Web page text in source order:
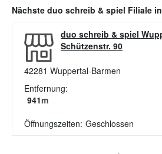
Nächste duo schreib & spiel Filiale in
duo schreib & spiel
Schützenstr. 90
42281 Wuppertal-Barmen
Entfernung:
941m
Öffnungszeiten: Geschlossen